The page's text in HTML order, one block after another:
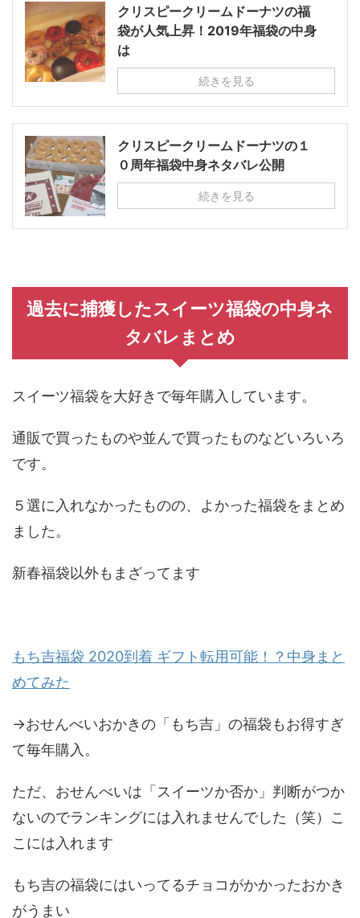
クリスピークリームドーナツの福
袋が人気上昇！2019年福袋の中身
は
続きを見る
クリスピークリームドーナツの１
０周年福袋中身ネタバレ公開
続きを見る
過去に捕獲したスイーツ福袋の中身ネ
タバレまとめ
スイーツ福袋を大好きで毎年購入しています。
通販で買ったものや並んで買ったものなどいろいろ
です。
５選に入れなかったものの、よかった福袋をまとめ
ました。
新春福袋以外もまざってます
もち吉福袋 2020到着 ギフト転用可能！？中身まと
めてみた
→おせんべいおかきの「もち吉」の福袋もお得すぎ
て毎年購入。
ただ、おせんべいは「スイーツか否か」判断がつか
ないのでランキングには入れませんでした（笑）こ
こには入れます
もち吉の福袋にはいってるチョコがかかったおかき
がうまい